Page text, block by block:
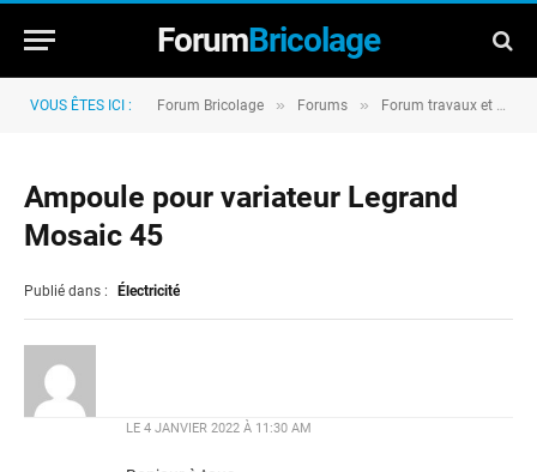
ForumBricolage
VOUS ÊTES ICI : Forum Bricolage » Forums » Forum travaux et rénovation
Ampoule pour variateur Legrand
Mosaic 45
Publié dans : Électricité
LE 4 JANVIER 2022 À 11:30 AM